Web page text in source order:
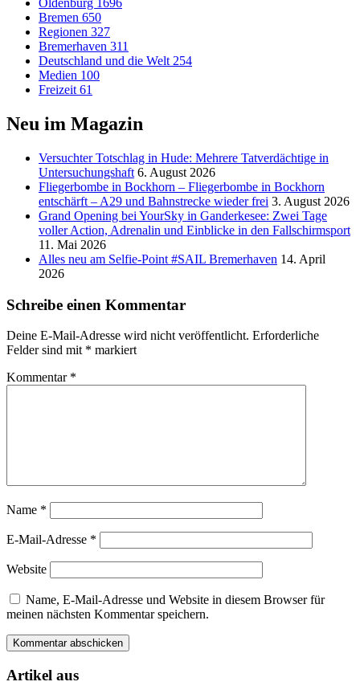
Oldenburg 1696
Bremen 650
Regionen 327
Bremerhaven 311
Deutschland und die Welt 254
Medien 100
Freizeit 61
Neu im Magazin
Versucht­er Totschlag in Hude: Mehrere Tatverdächtige in
Untersuchungshaft 6. August 2026
Fliegerbombe in Bockhorn – Fliegerbombe in Bockhorn
entschärft – A29 und Bahnstrecke wieder frei 3. August 2026
Grand Opening bei YourSky in Ganderkesee: Zwei Tage
voller Action, Adrenalin und Einblicke in den Fallschirmsport
11. Mai 2026
Alles neu am Selfie-Point #SAIL Bremerhaven 14. April
2026
Schreibe einen Kommentar
Deine E-Mail-Adresse wird nicht veröffentlicht. Erforderliche
Felder sind mit * markiert
Kommentar *
Name *
E-Mail-Adresse *
Website
Name, E-Mail-Adresse und Website in diesem Browser für
meinen nächsten Kommentar speichern.
Artikel aus